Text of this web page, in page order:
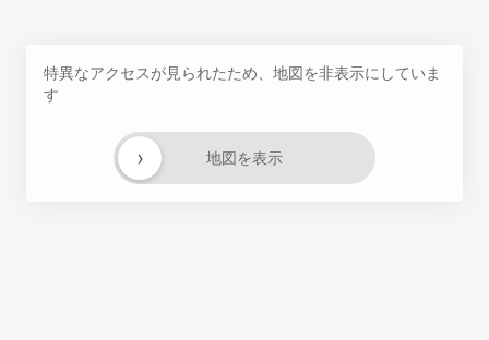
特異なアクセスが見られたため、地図を非表示にしていま
す
地図を表示
›